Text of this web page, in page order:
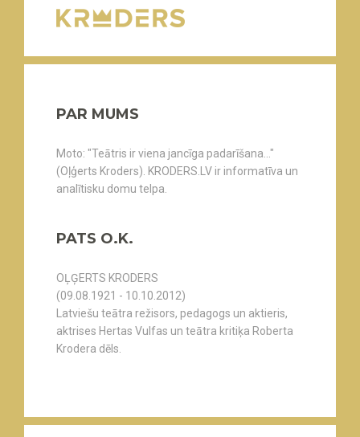
PAR MUMS
Moto: "Teātris ir viena jancīga padarīšana..."
(Oļģerts Kroders). KRODERS.LV ir informatīva un
analītisku domu telpa.
PATS O.K.
OĻĢERTS KRODERS
(09.08.1921 - 10.10.2012)
Latviešu teātra režisors, pedagogs un aktieris,
aktrises Hertas Vulfas un teātra kritiķa Roberta
Krodera dēls.